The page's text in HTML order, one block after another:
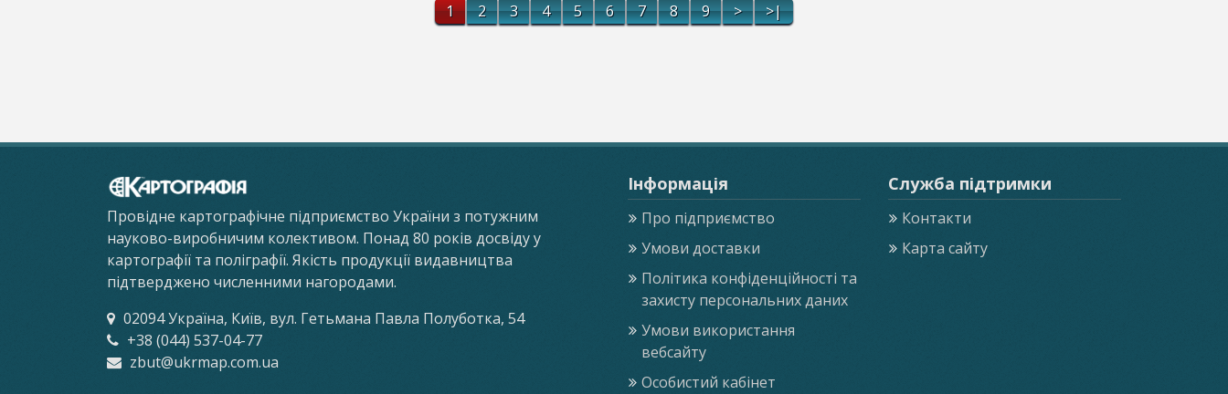
1 2 3 4 5 6 7 8 9 > >|
Провідне картографічне підприємство України з потужним
науково-виробничим колективом. Понад 80 років досвіду у
картографії та поліграфії. Якість продукції видавництва
підтверджено численними нагородами.
02094 Україна, Київ, вул. Гетьмана Павла Полуботка, 54
+38 (044) 537-04-77
zbut@ukrmap.com.ua
Інформація
Про підприємство
Умови доставки
Політика конфіденційності та
захисту персональних даних
Умови використання
вебсайту
Особистий кабінет
Служба підтримки
Контакти
Карта сайту